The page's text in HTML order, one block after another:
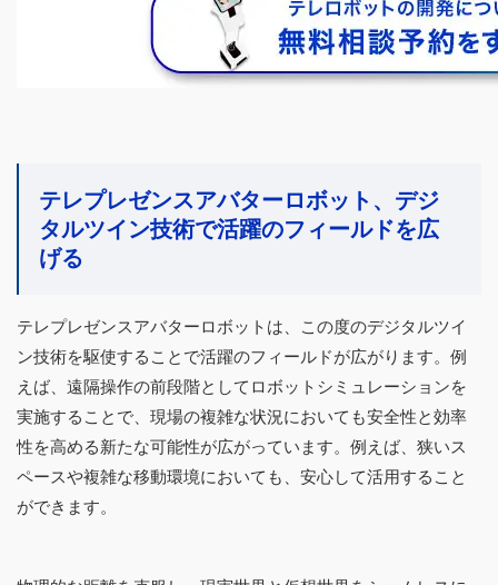
テレプレゼンスアバターロボット、デジ
タルツイン技術で活躍のフィールドを広
げる
テレプレゼンスアバターロボットは、この度のデジタルツイ
ン技術を駆使することで活躍のフィールドが広がります。例
えば、遠隔操作の前段階としてロボットシミュレーションを
実施することで、現場の複雑な状況においても安全性と効率
性を高める新たな可能性が広がっています。例えば、狭いス
ペースや複雑な移動環境においても、安心して活用すること
ができます。